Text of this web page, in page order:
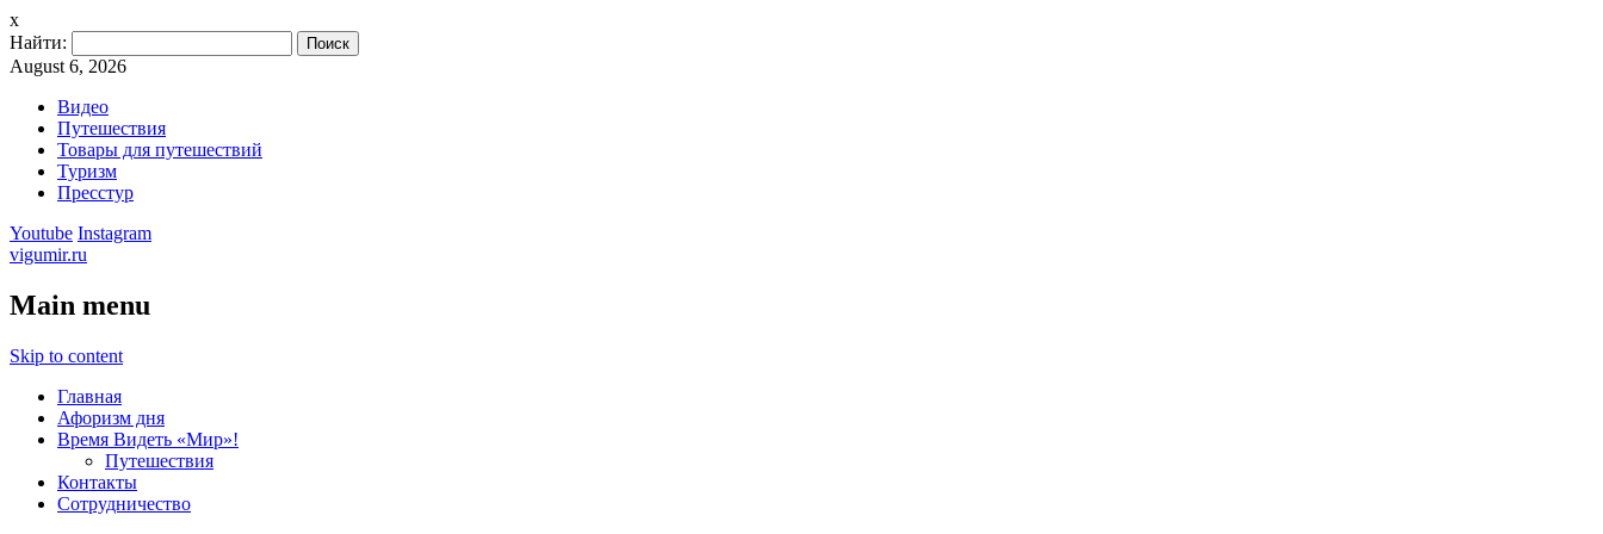
x
Найти:
August 6, 2026
Видео
Путешествия
Товары для путешествий
Туризм
Пресстур
Youtube Instagram
vigumir.ru
Main menu
Skip to content
Главная
Афоризм дня
Время Видеть «Мир»!
Путешествия
Контакты
Сотрудничество